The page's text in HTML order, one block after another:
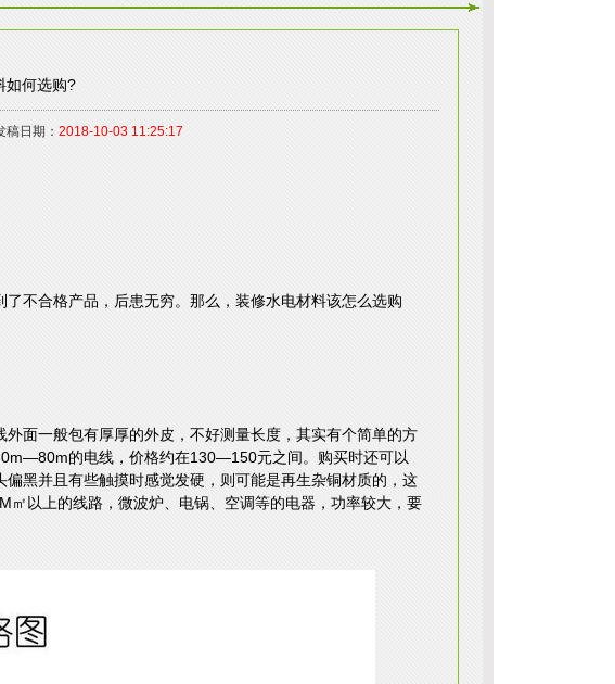
如何选购?
日期： 2018-10-03 11:25:17
不合格产品，后患无穷。那么，装修水电材料该怎么选购
面一般包有厚厚的外皮，不好测量长度，其实有个简单的方
的电线，价格约在130—150元之间。购买时还可以
黑并且有些触摸时感觉发硬，则可能是再生杂铜材质的，这
以上的线路，微波炉、电锅、空调等的电器，功率较大，要